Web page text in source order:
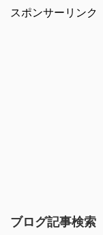
スポンサーリンク
ブログ記事検索